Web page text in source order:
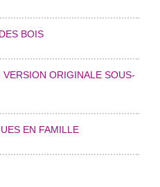
BOIS
VERSION ORIGINALE SOUS-
EN FAMILLE